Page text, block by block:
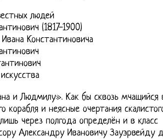
людей
(1817-1900)
Константиновича
и Людмилу». Как бы сквозь мчащийся
корабля и неясные очертания
через полгода определён и в класс
Александру Ивановичу Зауэрвейду